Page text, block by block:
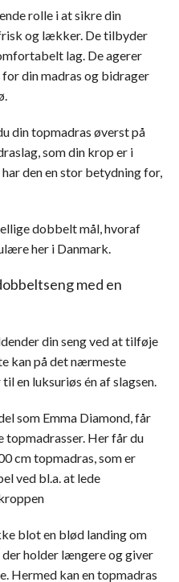
rolle i at sikre din
og lækker. De tilbyder
lag. De agerer
din madras og bidrager
din topmadras øverst på
som din krop er i
den en stor betydning for,
dobbelt mål, hvoraf
her i Danmark.
med en
din seng ved at tilføje
kan på det nærmeste
en luksuriøs én af slagsen.
som Emma Diamond, får
topmadrasser. Her får du
cm topmadras, som er
ved bl.a. at lede
blot en blød landing om
der holder længere og giver
Hermed kan en topmadras